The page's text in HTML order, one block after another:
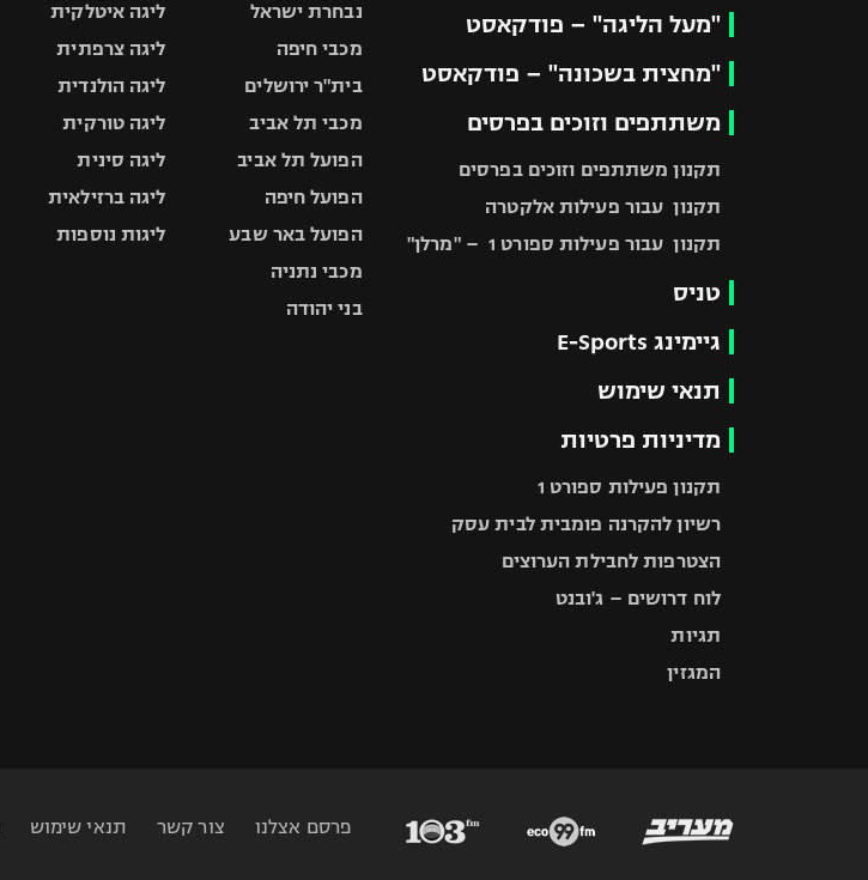
"מעל הליגה" – פודקאסט
"מחצית בשכונה" – פודקאסט
משתתפים וזוכים בפרסים
תקנון משתתפים וזוכים בפרסים
תקנון עבור פעילות אלקטרה
תקנון עבור פעילות ספורט 1 – "מרלן"
טניס
גיימינג E-Sports
תנאי שימוש
מדיניות פרטיות
תקנון פעילות ספורט 1
רשיון להקרנה פומבית לבית עסק
הצטרפות לחבילת הערוצים
לוח דרושים – ג'ובנט
תגיות
המגזין
נבחרת ישראל
מכבי חיפה
בית"ר ירושלים
מכבי תל אביב
הפועל תל אביב
הפועל חיפה
הפועל באר שבע
מכבי נתניה
בני יהודה
ליגה איטלקית
ליגה צרפתית
ליגה הולנדית
ליגה טורקית
ליגה סינית
ליגה ברזילאית
ליגות נוספות
פרסם אצלנו צור קשר תנאי שימוש